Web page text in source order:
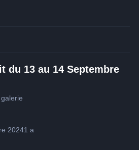
du 13 au 14 Septembre
20241 a